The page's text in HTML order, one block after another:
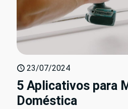
23/07/2024
5 Aplicativos para
Doméstica